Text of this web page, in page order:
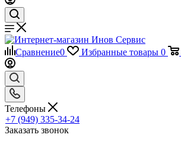
Сравнение0 Избранные товары 0
Телефоны
+7 (949) 335-34-24
Заказать звонок